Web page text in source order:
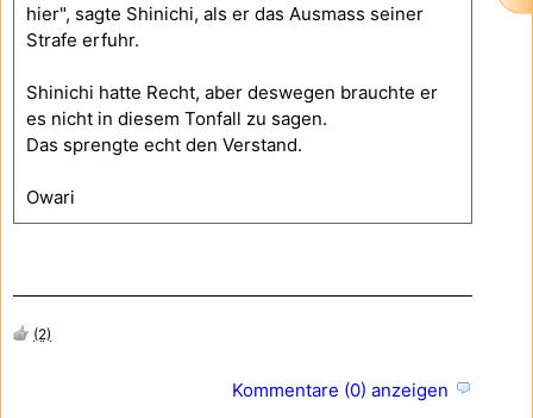
hier", sagte Shinichi, als er das Ausmass seiner
Strafe erfuhr.
Shinichi hatte Recht, aber deswegen brauchte er
es nicht in diesem Tonfall zu sagen.
Das sprengte echt den Verstand.
Owari
(2)
Kommentare (0) anzeigen